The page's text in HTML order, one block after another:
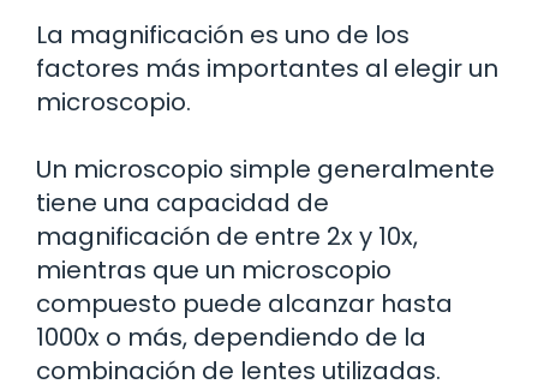
La magnificación es uno de los
factores más importantes al elegir un
microscopio.
Un microscopio simple generalmente
tiene una capacidad de
magnificación de entre 2x y 10x,
mientras que un microscopio
compuesto puede alcanzar hasta
1000x o más, dependiendo de la
combinación de lentes utilizadas.